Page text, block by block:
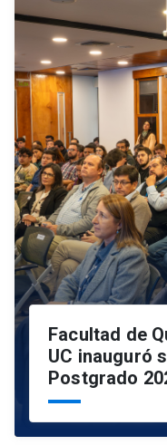
Facultad de
UC inauguró
Postgrado